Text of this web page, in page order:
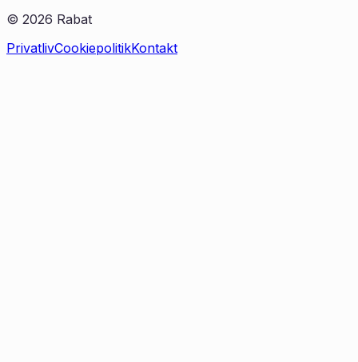
© 2026 Rabat
PrivatlivCookiepolitikKontakt